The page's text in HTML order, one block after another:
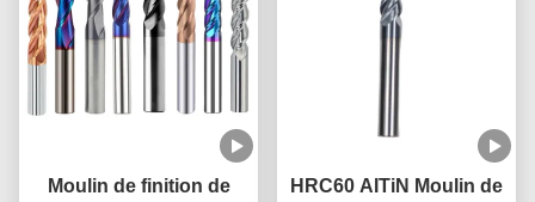
Moulin de finition de
HRC60 AITiN Moulin de